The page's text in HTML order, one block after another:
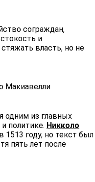
сограждан,
и
власть, но не
одним из главных
политике. Никколо
1513 году, но текст был
пять лет после